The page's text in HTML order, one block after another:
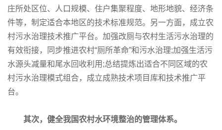
庄所处区位、人口规模、住户集聚程度、地形地貌、经济条
件等，制定适合本地区的技术标准规范。另一方面，成立农
村污水治理技术推广平台。加强改厕与农村生活污水治理的
有效衔接，同步推进农村“厕所革命”和污水治理;加强生活污
水源头减量和尾水回收利用;总结提炼出适合不同区域的农
村污水治理模式组合，成立成熟技术项目库和技术推广平
台。
其次，健全我国农村水环境整治的管理体系。